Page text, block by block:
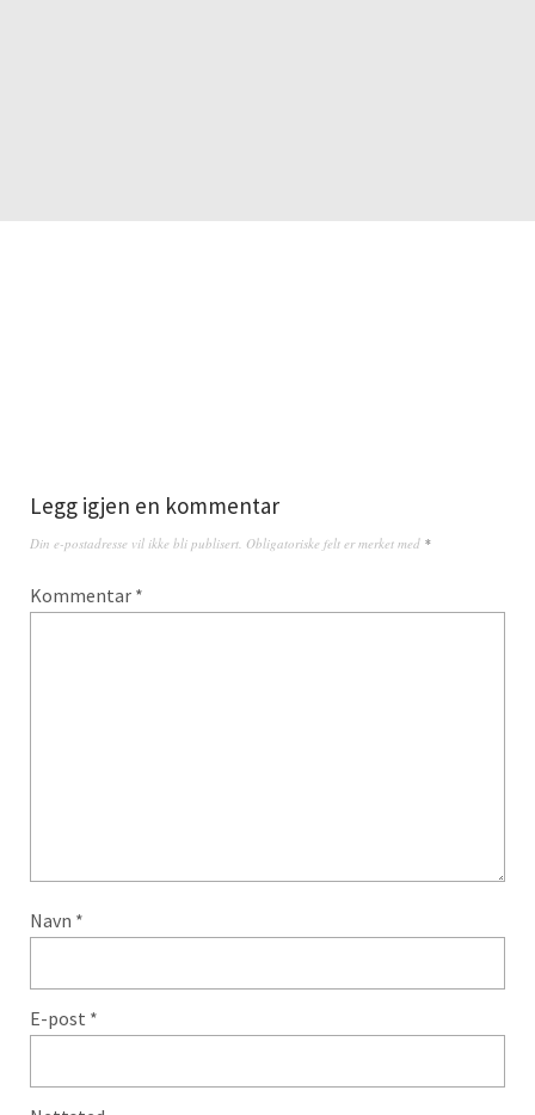
Legg igjen en kommentar
Din e-postadresse vil ikke bli publisert. Obligatoriske felt er merket med *
Kommentar *
Navn *
E-post *